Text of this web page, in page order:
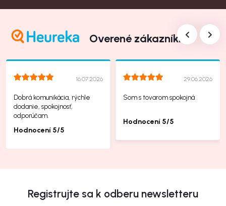
Overené zákazníkmi
16.07.2026
Dobrá komunikácia, rýchle
dodanie, spokojnosť,
odporúčam.
Hodnocení 5/5
29.06.2026
Som s tovarom spokojná
Hodnocení 5/5
Registrujte sa k odberu newsletteru